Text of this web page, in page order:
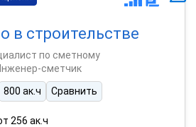
в строительстве
по сметному
сметчик
800 ак.ч Сравнить
256 ак.ч